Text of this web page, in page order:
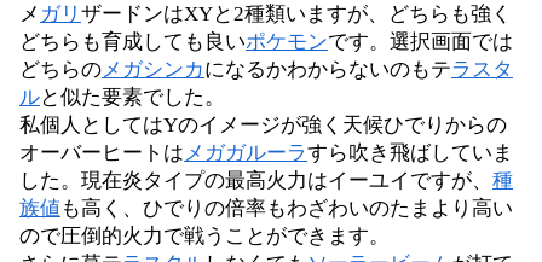
メ ガリ ザードンはXYと2種類いますが、どちらも強く
どちらも育成しても良いポケモンです。選択画面では
どちらのメガシンカになるかわからないのもテラスタ
ルと似た要素でした。
私個人としてはYのイメージが強く天候ひでりからの
オーバーヒートはメガガルーラすら吹き飛ばしていま
した。現在炎タイプの最高火力はイーユイですが、 種
族値 も高く、ひでりの倍率もわざわいのたまより高い
ので圧倒的火力で戦うことができます。